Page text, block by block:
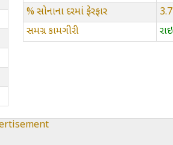
% સોનાના દરમાં ફેરફાર
સમગ્ર કામગીરી